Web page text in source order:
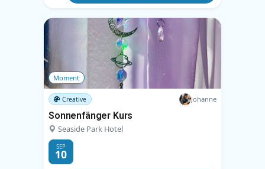
Moment
Creative Johanne
Sonnenfänger Kurs
Seaside Park Hotel
SEP
10